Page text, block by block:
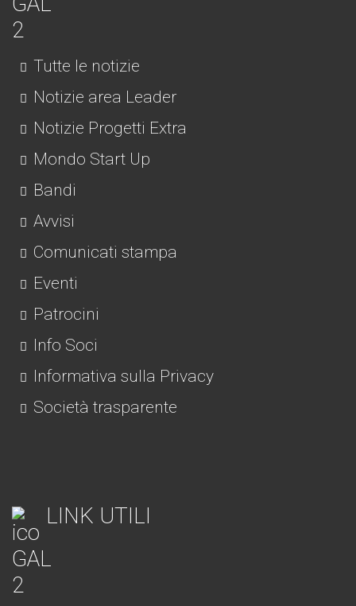
Tutte le notizie
Notizie area Leader
Notizie Progetti Extra
Mondo Start Up
Bandi
Avvisi
Comunicati stampa
Eventi
Patrocini
Info Soci
Informativa sulla Privacy
Società trasparente
LINK UTILI